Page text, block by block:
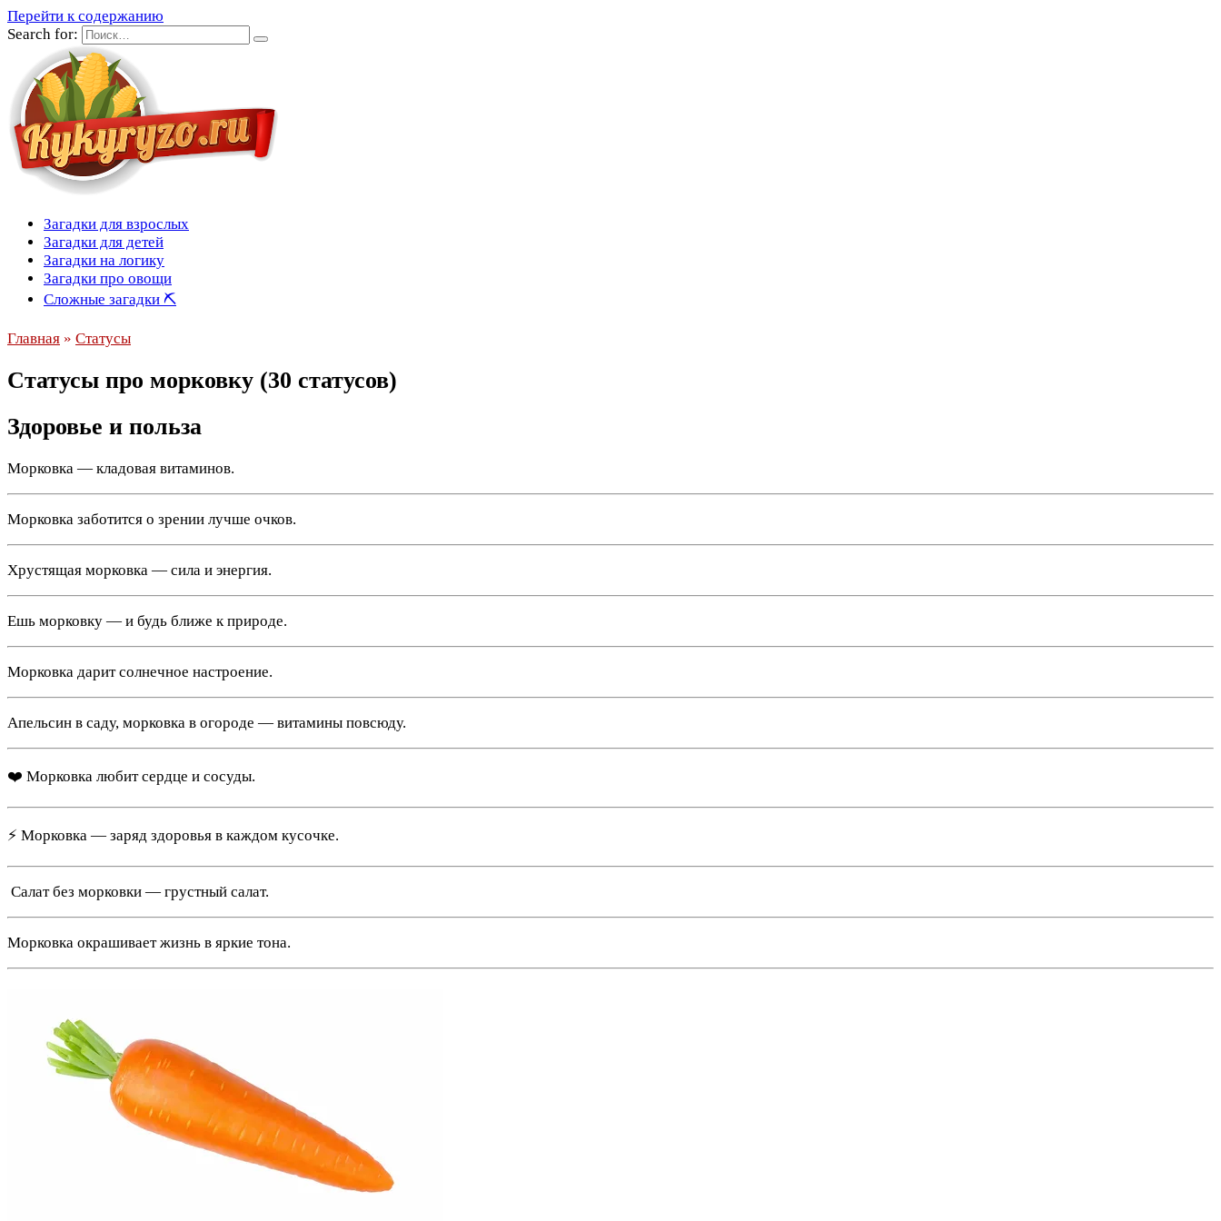
Перейти к содержанию
Search for:
Загадки для взрослых
Загадки для детей
Загадки на логику
Загадки про овощи
Сложные загадки ⛏
Главная » Статусы
Статусы про морковку (30 статусов)
Здоровье и польза
Морковка — кладовая витаминов.
Морковка заботится о зрении лучше очков.
Хрустящая морковка — сила и энергия.
Ешь морковку — и будь ближе к природе.
Морковка дарит солнечное настроение.
Апельсин в саду, морковка в огороде — витамины повсюду.
❤️ Морковка любит сердце и сосуды.
⚡ Морковка — заряд здоровья в каждом кусочке.
️ Салат без морковки — грустный салат.
Морковка окрашивает жизнь в яркие тона.